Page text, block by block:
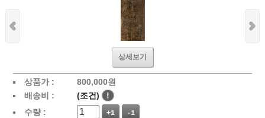
상세보기
상품가 : 800,000원
배송비 :
(조건)
!
수량 :
+1 -1